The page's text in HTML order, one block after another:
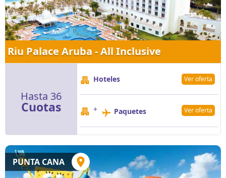
Riu Palace Aruba - All Inclusive
Hasta 36
Cuotas
Hoteles Ver oferta
+ Paquetes Ver oferta
PUNTA CANA